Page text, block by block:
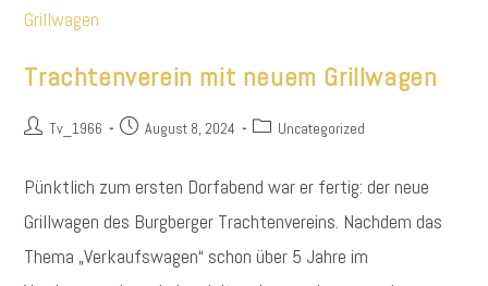
Trachtenverein mit neuem Grillwagen
Beitrags-Tv_1966
BeitragAugust 8, 2024
Beitrags-Uncategorized
Pünktlich zum ersten Dorfabend war er fertig: der neue
Grillwagen des Burgberger Trachtenvereins. Nachdem das
Thema „Verkaufswagen“ schon über 5 Jahre im